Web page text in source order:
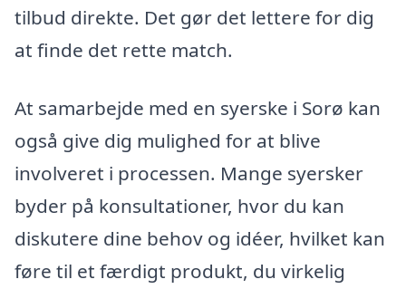
tilbud direkte. Det gør det lettere for dig
at finde det rette match.
At samarbejde med en syerske i Sorø kan
også give dig mulighed for at blive
involveret i processen. Mange syersker
byder på konsultationer, hvor du kan
diskutere dine behov og idéer, hvilket kan
føre til et færdigt produkt, du virkelig